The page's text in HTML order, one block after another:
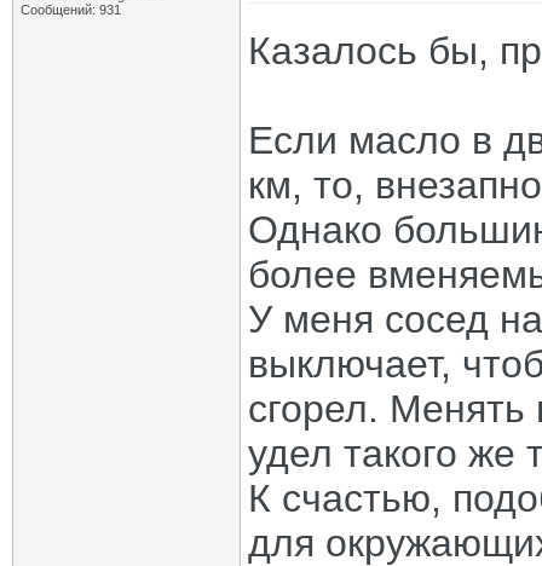
Сообщений: 931
Казалось бы,
Если масло в
км, то,
Однако
более
У меня сосед
выключает,
сгорел. Менять
удел такого же
К счастью,
для